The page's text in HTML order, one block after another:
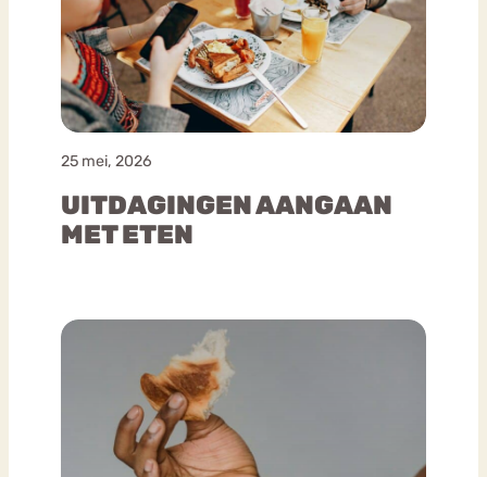
25 mei, 2026
UITDAGINGEN AANGAAN
MET ETEN